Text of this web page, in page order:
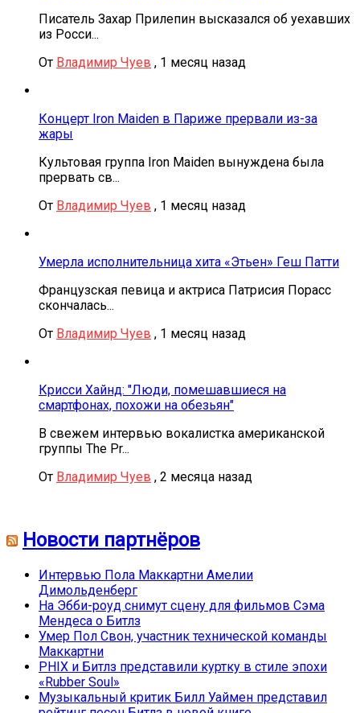
Писатель Захар Прилепин высказался об уехавших
из Росси...
От Владимир Чуев , 1 месяц назад
Концерт Iron Maiden в Париже прервали из-за
жары
Культовая группа Iron Maiden вынуждена была
прервать св...
От Владимир Чуев , 1 месяц назад
Умерла исполнительница хита «Этьен» Геш Патти
Французская певица и актриса Патрисия Порасс
скончалась...
От Владимир Чуев , 1 месяц назад
Крисси Хайнд: "Люди, помешавшиеся на
смартфонах, похожи на обезьян"
В свежем интервью вокалистка американской
группы The Pr...
От Владимир Чуев , 2 месяца назад
Новости партнёров
Интервью Пола Маккартни Амелии
Димольденберг
На Эбби-роуд снимут сцену для фильмов Сэма
Мендеса о Битлз
Умер Пол Свон, участник технической команды
Маккартни
PHIX и Битлз представили куртку в стиле эпохи
«Rubber Soul»
Музыкальный критик Билл Уаймен представил